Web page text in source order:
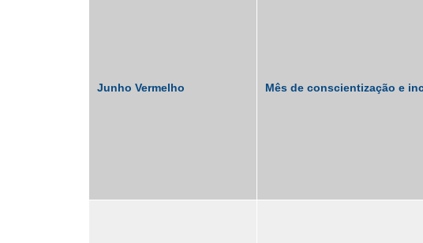
Junho Vermelho Mês de conscientização e